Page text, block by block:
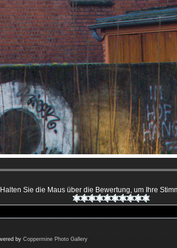
Halten Sie die Maus über die Bewertung, um Ihre
by Coppermine Photo Gallery